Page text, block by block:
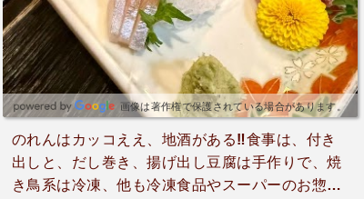
画像は著作権で保護されている場合があります。
のれんはカッコええ、地酒がある‼️食事は、付き
出しと、だし巻き、揚げ出し豆腐は手作りで、焼
き鳥系は冷凍、他も冷凍食品やスーパーのお惣菜